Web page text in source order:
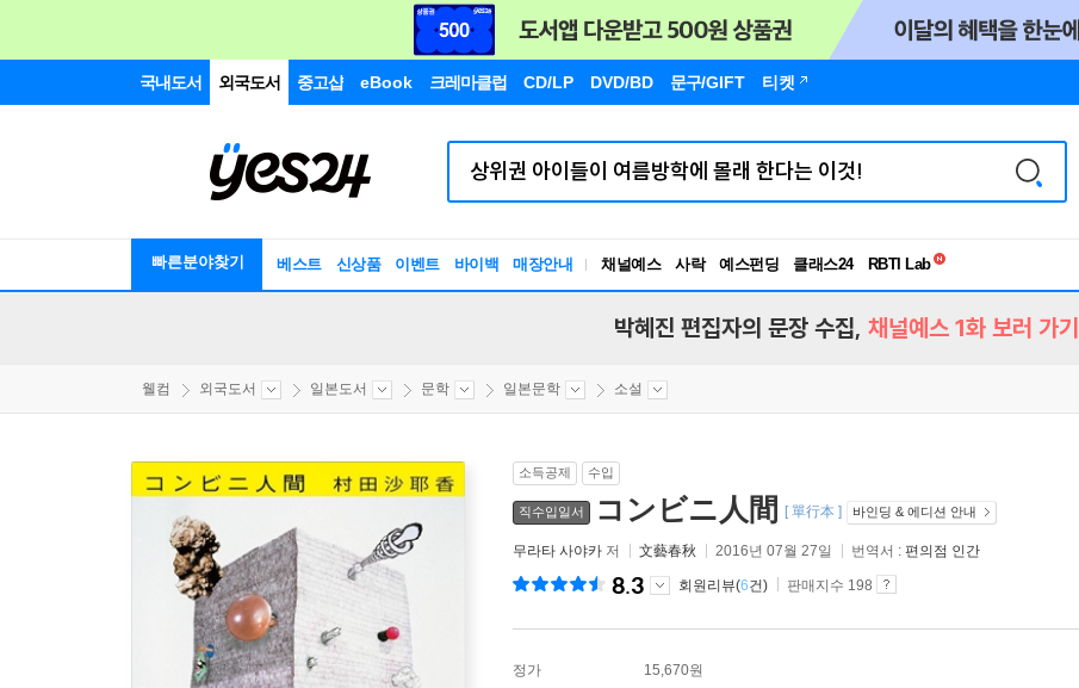
국내도서 외국도서 중고샵 eBook 크레마클럽 CD/LP DVD/BD 문구/GIFT 티켓
빠른분야찾기 베스트 신상품 이벤트 바이백 매장안내 채널예스 사락 예스펀딩 클래스24
독서유형검사
박혜진 편집자의 문장 수집, 채널예스 1화 보러 가기
웰컴 외국도서 일본도서 문학 일본문학 소설
소득공제 수입
직수입일서 コンビニ人間 [ 單行本 ] 바인딩 & 에디션 안내
무라타 사야카 저 文藝春秋 2016년 07월 27일 번역서 : 편의점 인간
8.3 회원리뷰(6건) 판매지수 198
정가 15,670원